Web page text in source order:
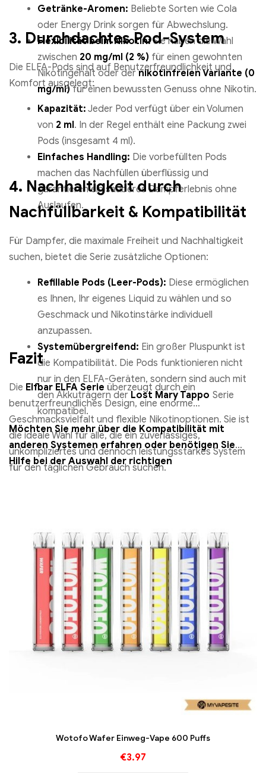
Getränke-Aromen: Beliebte Sorten wie Cola
oder Energy Drink sorgen für Abwechslung.
Flexibilität beim Nikotin:Sie haben die Wahl
zwischen 20 mg/ml (2 %) für einen gewohnten
Nikotingehalt oder dernikotinfreien Variante (0
mg/ml)für einen bewussten Genuss ohne Nikotin.
3. Durchdachtes Pod-System
Die ELFA-Pods sind auf Benutzerfreundlichkeit und
Komfort ausgelegt:
Kapazität: Jeder Pod verfügt über ein Volumen
von 2 ml. In der Regel enthält eine Packung zwei
Pods (insgesamt 4 ml).
Einfaches Handling: Die vorbefüllten Pods
machen das Nachfüllen überflüssig und
garantieren ein sauberes Dampferlebnis ohne
Auslaufen.
4. Nachhaltigkeit durch
Nachfüllbarkeit & Kompatibilität
Für Dampfer, die maximale Freiheit und Nachhaltigkeit
suchen, bietet die Serie zusätzliche Optionen:
Refillable Pods (Leer-Pods): Diese ermöglichen
es Ihnen, Ihr eigenes Liquid zu wählen und so
Geschmack und Nikotinstärke individuell
anzupassen.
Systemübergreifend: Ein großer Pluspunkt ist
die Kompatibilität. Die Pods funktionieren nicht
nur in den ELFA-Geräten, sondern sind auch mit
den Akkuträgern der Lost Mary Tappo Serie
kompatibel.
Fazit
Die Elfbar ELFA Serie überzeugt durch ein
benutzerfreundliches Design, eine enorme
Geschmacksvielfalt und flexible Nikotinoptionen. Sie ist
die ideale Wahl für alle, die ein zuverlässiges,
unkompliziertes und dennoch leistungsstarkes System
für den täglichen Gebrauch suchen.
Möchten Sie mehr über die Kompatibilität mit
anderen Systemen erfahren oder benötigen Sie
Hilfe bei der Auswahl der richtigen
Wotofo Wafer Einweg-Vape 600 Puffs
€3.97